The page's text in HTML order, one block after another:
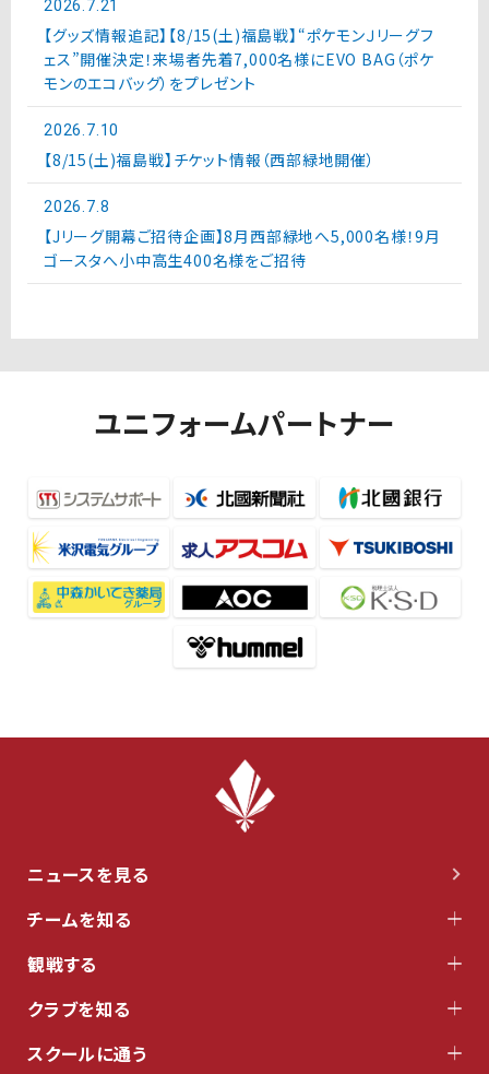
2026.7.21
【グッズ情報追記】【8/15(土)福島戦】“ポケモンＪリーグフ
ェス”開催決定！来場者先着7,000名様にEVO BAG（ポケ
モンのエコバッグ）をプレゼント
2026.7.10
【8/15(土)福島戦】チケット情報（西部緑地開催）
2026.7.8
【Jリーグ開幕ご招待企画】8月西部緑地へ5,000名様！9月
ゴースタへ小中高生400名様をご招待
ユニフォームパートナー
ニュースを見る
チームを知る
観戦する
クラブを知る
スクールに通う